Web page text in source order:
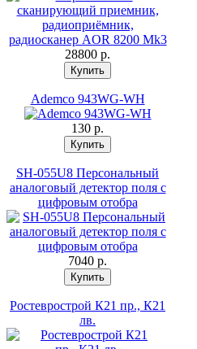
28800 p.
Ademco 943WG-WH
130 p.
SH-055U8 Персональный
аналоговый детектор поля с
цифровым отобра
7040 p.
Ростеврострой К21 пр., К21
лв.